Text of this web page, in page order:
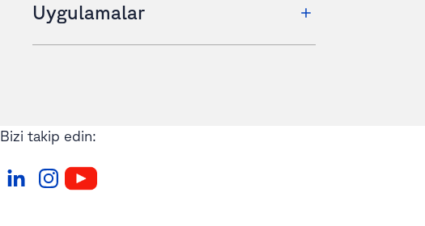
Uygulamalar
Bizi takip edin: